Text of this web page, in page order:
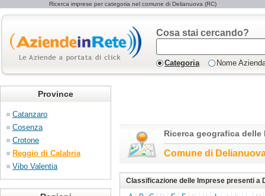
Ricerca imprese per categoria nel comune di Delianuova (RC)
Cosa stai cercando?
Categoria Nome
Province
Catanzaro
Cosenza
Crotone
Reggio di Calabria
Vibo Valentia
Ricerca geografica delle
Comune di
Classificazione delle Imprese presenti a